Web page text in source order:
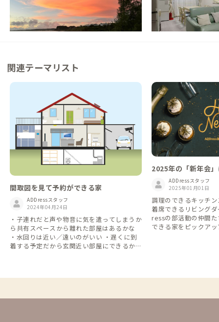
【まるっと貸切専用】海中道路を越えて向か
う離島集落の暮らし
この家からの距離 14km
【那覇空港から20分
と文化を感じる家
この家からの距離 16km
関連テーマリスト
間取図を見て予約ができる家
ADDressスタッフ
2024年04月24日
・子連れだと声や物音に気を遣ってしまうか
ら共有スペースから離れた部屋はあるかな
・水回りは近い／遠いのがいい ・遅くに到
着する予定だから玄関近い部屋にできるかな
図」の掲載を開始しています！ ご協力いた
会員の皆さんの選択肢を、よりマッチしたも
2025年の「新年会
集！ADDress部活
間と企画しませんか
ADDressスタッフ
2025年01月01日
調理のできるキッチ
着席できるリビング
ressの部活動の仲間
できる家をピックア
活動一覧」から趣味
ょうか？ 📢部活動一覧と入部（エントリ